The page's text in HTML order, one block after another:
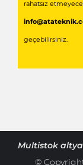
rahatsız
geçebilirsiniz.
Multistok
©